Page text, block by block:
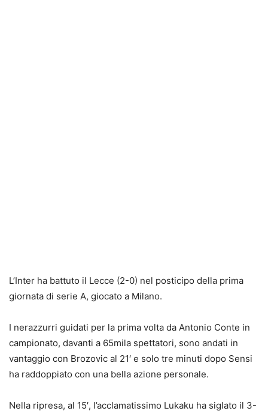
L’Inter ha battuto il Lecce (2-0) nel posticipo della prima
giornata di serie A, giocato a Milano.
I nerazzurri guidati per la prima volta da Antonio Conte in
campionato, davanti a 65mila spettatori, sono andati in
vantaggio con Brozovic al 21′ e solo tre minuti dopo Sensi
ha raddoppiato con una bella azione personale.
Nella ripresa, al 15′, l’acclamatissimo Lukaku ha siglato il 3-